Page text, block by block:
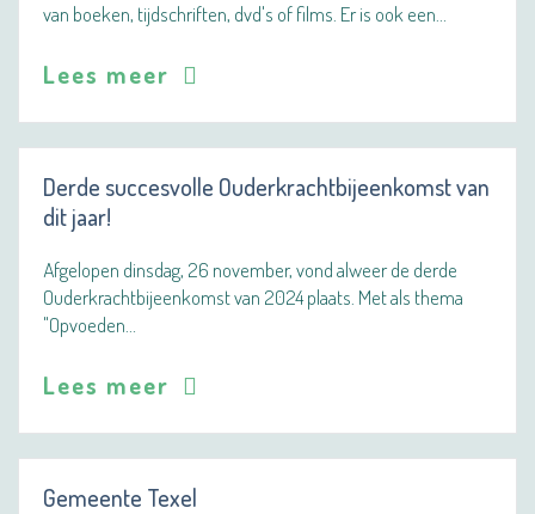
van boeken, tijdschriften, dvd's of films. Er is ook een…
Lees meer
Derde succesvolle Ouderkrachtbijeenkomst van
dit jaar!
Afgelopen dinsdag, 26 november, vond alweer de derde
Ouderkrachtbijeenkomst van 2024 plaats. Met als thema
"Opvoeden…
Lees meer
Gemeente Texel